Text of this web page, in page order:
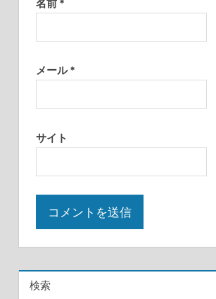
名前 *
メール*
サイト
検索